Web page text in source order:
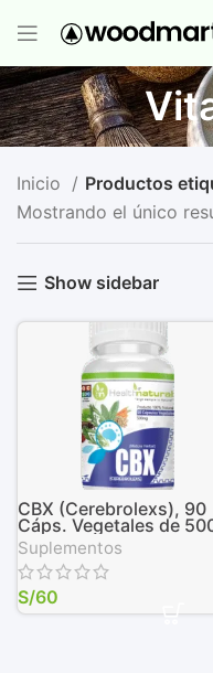
Inicio
Productos
Mostrando el único
Show sidebar
CBX (Cerebrolexs), 90
Cáps. Vegetales de
mg
Suplementos
S/60
Premium-